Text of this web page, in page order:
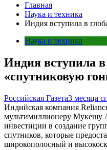
Главная
Наука и техника
Индия вступила в
Наука и техника
Индия вступила
«спутниковую
Российская Газета3 месяца
Индийская компания
мультимиллионеру Мукешу
инвестиции в создание
спутников, которые
широкополосный и